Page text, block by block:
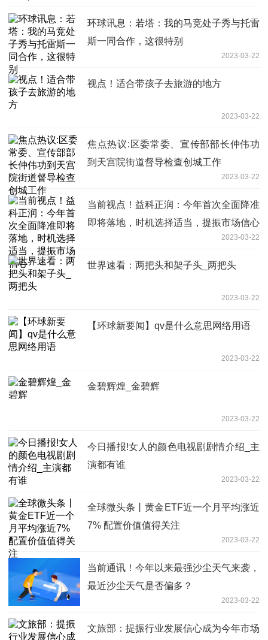
环球讯息：若塔：我的马竞处子秀与托雷
斯一同合作，这很特别
2023-03-22
视点！适合带孩子去旅游的地方
2023-03-22
焦点热议:区委常委、宣传部部长仲伟功
到天宫院街道督导检查创城工作
2023-03-22
当前视点！益科正润：今年首次全面降准
即将落地，时机选择适当，提振市场信心
2023-03-22
世界速看：两把头和架子头_两把头
2023-03-22
【环球新要闻】qv是什么意思网络用语
2023-03-22
金碧辉煌_金碧辉
2023-03-22
今日播报!女人的颜色电视剧剧情介绍_主
演都有谁
2023-03-22
全球微头条丨黄金ETF近一个月平均涨近
7% 配置价值值得关注
2023-03-22
当前通讯！今年以来最强沙尘天气来袭，
最近沙尘天气是否偏多？
2023-03-22
文旅部：提振行业发展信心成为今年市场